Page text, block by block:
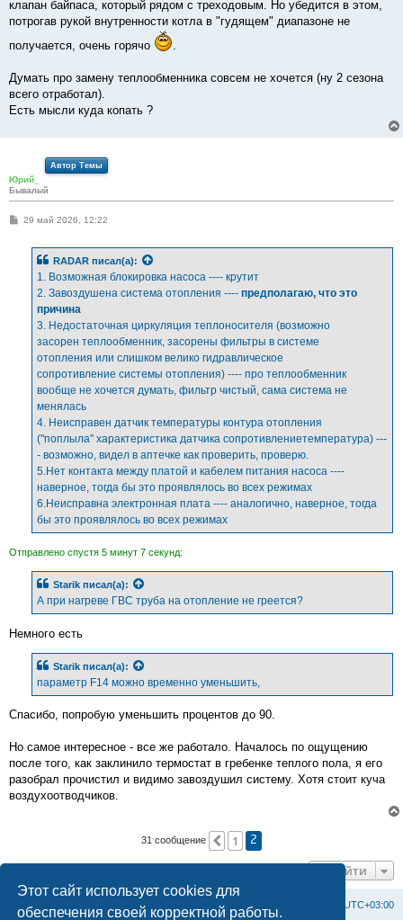
Этот сайт использует cookies для
обеспечения своей корректной работы.
клапан байпаса, который рядом с треходовым. Но убедится в этом,
потрогав рукой внутренности котла в "гудящем" диапазоне не
получается, очень горячо
.
Думать про замену теплообменника совсем не хочется (ну 2 сезона
всего отработал).
Есть мысли куда копать ?
Автор Темы
Юрий_
Бывалый
С29 май 2026, 12:22
RADAR писал(а):
1. Возможная блокировка насоса ---- крутит
2. Завоздушена система отопления ---- предполагаю, что это
причина
3. Недостаточная циркуляция теплоносителя (возможно
засорен теплообменник, засорены фильтры в системе
отопления или слишком велико гидравлическое
сопротивление системы отопления) ---- про теплообменник
вообще не хочется думать, фильтр чистый, сама система не
менялась
4. Неисправен датчик температуры контура отопления
("поплыла" характеристика датчика сопротивлениетемпература) ---
- возможно, видел в аптечке как проверить, проверю.
5.Нет контакта между платой и кабелем питания насоса ----
наверное, тогда бы это проявлялось во всех режимах
6.Неисправна электронная плата ---- аналогично, наверное, тогда
бы это проявлялось во всех режимах
Отправлено спустя 5 минут 7 секунд:
Starik писал(а):
А при нагреве ГВС труба на отопление не греется?
Немного есть
Starik писал(а):
параметр F14 можно временно уменьшить,
Спасибо, попробую уменьшить процентов до 90.
Но самое интересное - все же работало. Началось по ощущению
после того, как заклинило термостат в гребенке теплого пола, я его
разобрал прочистил и видимо завоздушил систему. Хотя стоит куча
воздухоотводчиков.
31 сообщение Пред.
1 2
Перейти
Список форумов UTC+03:00
Св ни ц